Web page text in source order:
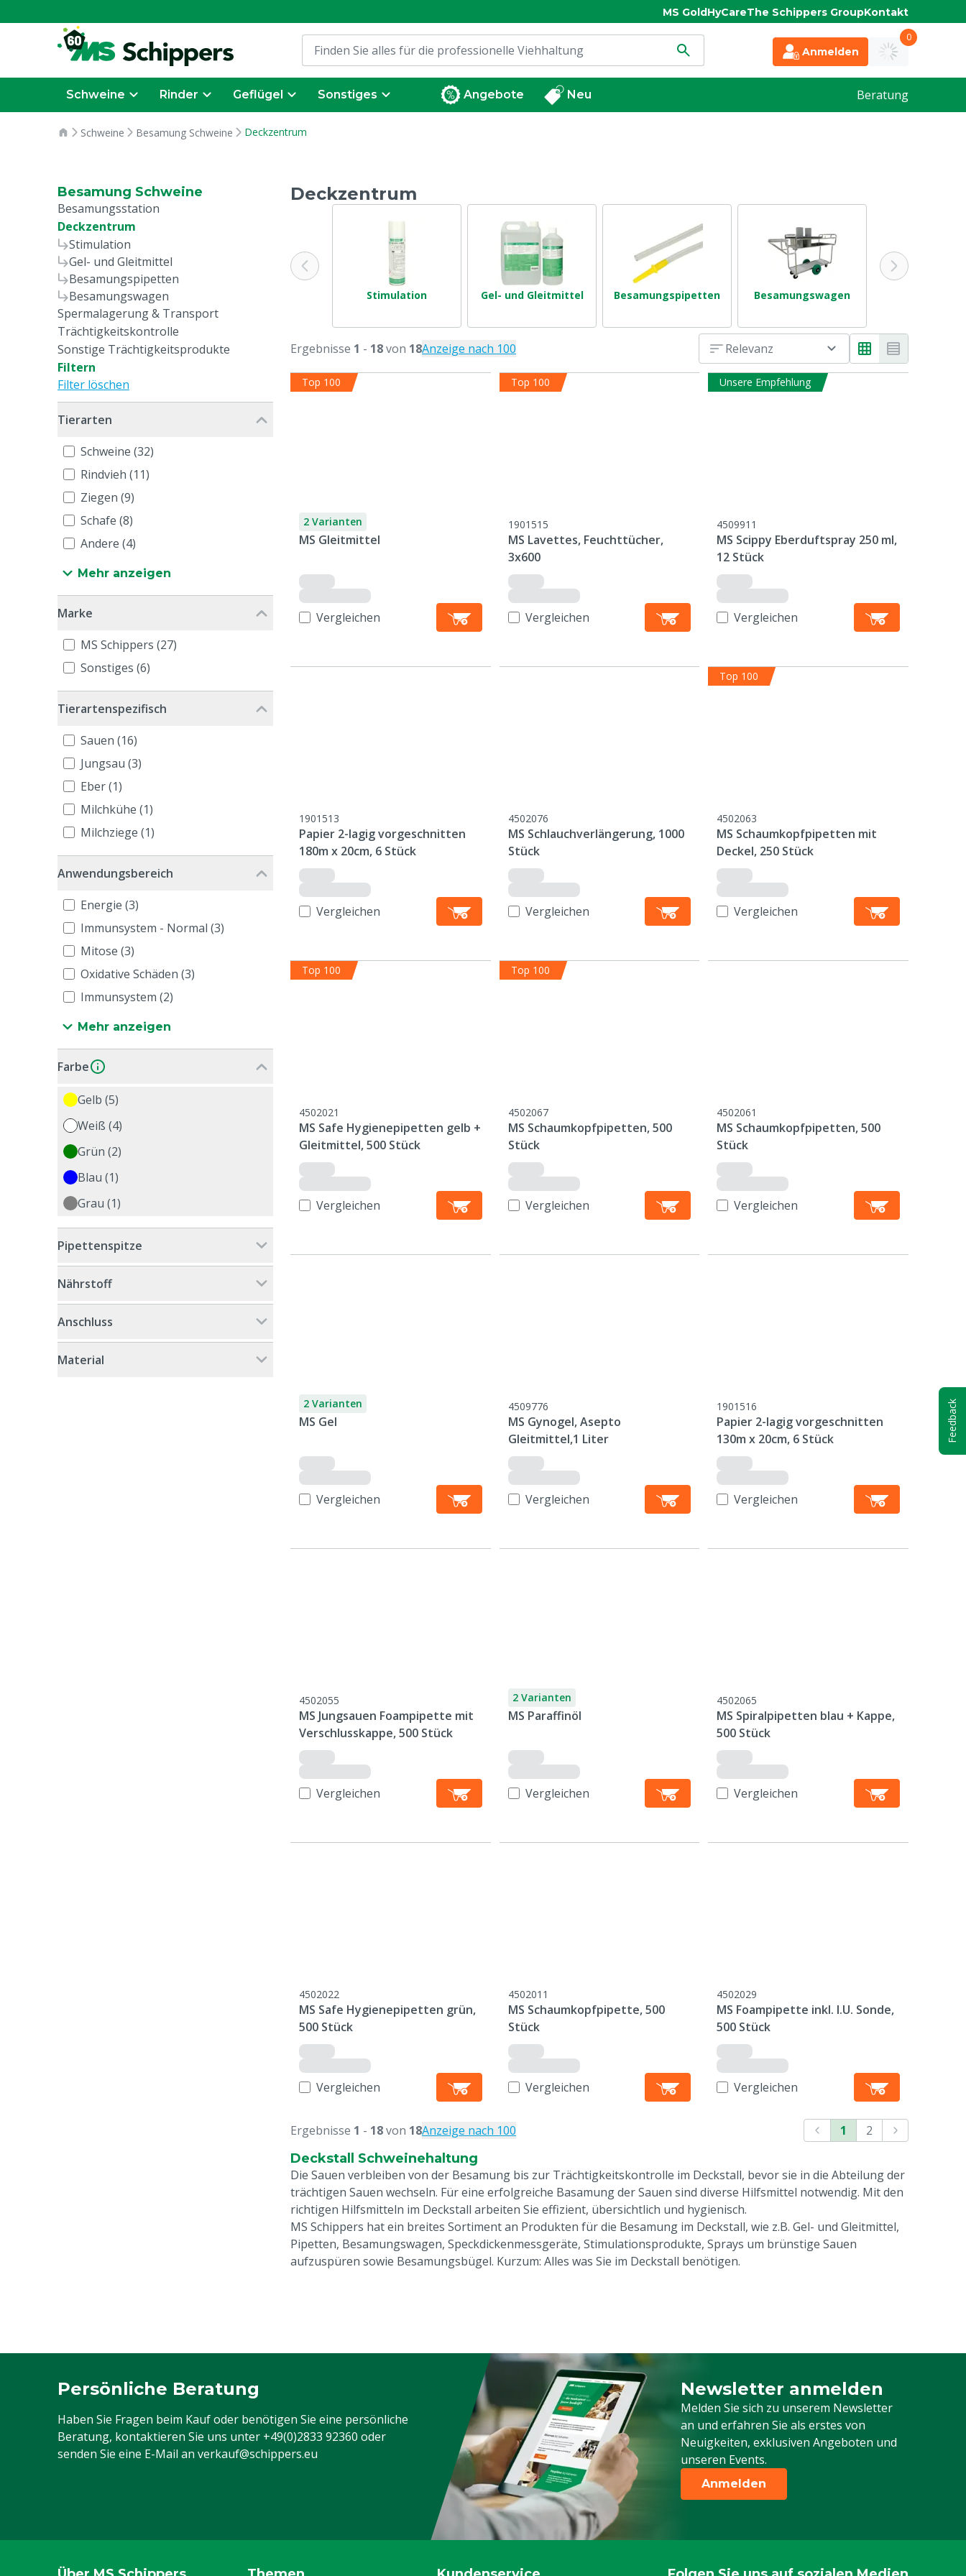
MS GoldHyCareThe Schippers GroupKontakt
Anmelden
0
Schweine Rinder Geflügel Sonstiges Angebote Neu Beratung
Schweine Besamung Schweine Deckzentrum
Besamung Schweine
Besamungsstation
Deckzentrum
Stimulation
Gel- und Gleitmittel
Besamungspipetten
Besamungswagen
Spermalagerung & Transport
Trächtigkeitskontrolle
Sonstige Trächtigkeitsprodukte
Filtern
Filter löschen
Tierarten
Schweine (32)
Rindvieh (11)
Ziegen (9)
Schafe (8)
Andere (4)
Mehr anzeigen
Marke
MS Schippers (27)
Sonstiges (6)
Tierartenspezifisch
Sauen (16)
Jungsau (3)
Eber (1)
Milchkühe (1)
Milchziege (1)
Anwendungsbereich
Energie (3)
Immunsystem - Normal (3)
Mitose (3)
Oxidative Schäden (3)
Immunsystem (2)
Mehr anzeigen
Farbe
Gelb (5)
Weiß (4)
Grün (2)
Blau (1)
Grau (1)
Pipettenspitze
Nährstoff
Anschluss
Material
Deckzentrum
Stimulation Gel- und Gleitmittel Besamungspipetten Besamungswagen
Ergebnisse 1 - 18von 18Anzeige nach 100 Relevanz
Top 100
2 Varianten
MS Gleitmittel
Vergleichen
Top 100
1901515
MS Lavettes, Feuchttücher,
3x600
Vergleichen
Unsere Empfehlung
4509911
MS Scippy Eberduftspray 250 ml,
12 Stück
Vergleichen
1901513
Papier 2-lagig vorgeschnitten
180m x 20cm, 6 Stück
Vergleichen
4502076
MS Schlauchverlängerung, 1000
Stück
Vergleichen
Top 100
4502063
MS Schaumkopfpipetten mit
Deckel, 250 Stück
Vergleichen
Top 100
4502021
MS Safe Hygienepipetten gelb +
Gleitmittel, 500 Stück
Vergleichen
Top 100
4502067
MS Schaumkopfpipetten, 500
Stück
Vergleichen
4502061
MS Schaumkopfpipetten, 500
Stück
Vergleichen
2 Varianten
MS Gel
Vergleichen
4509776
MS Gynogel, Asepto
Gleitmittel,1 Liter
Vergleichen
1901516
Papier 2-lagig vorgeschnitten
130m x 20cm, 6 Stück
Vergleichen
4502055
MS Jungsauen Foampipette mit
Verschlusskappe, 500 Stück
Vergleichen
2 Varianten
MS Paraffinöl
Vergleichen
4502065
MS Spiralpipetten blau + Kappe,
500 Stück
Vergleichen
4502022
MS Safe Hygienepipetten grün,
500 Stück
Vergleichen
4502011
MS Schaumkopfpipette, 500
Stück
Vergleichen
4502029
MS Foampipette inkl. I.U. Sonde,
500 Stück
Vergleichen
Ergebnisse 1 - 18von 18Anzeige nach 100 1
2
Deckstall Schweinehaltung
Die Sauen verbleiben von der Besamung bis zur Trächtigkeitskontrolle im Deckstall, bevor sie in die Abteilung der
trächtigen Sauen wechseln. Für eine erfolgreiche Basamung der Sauen sind diverse Hilfsmittel notwendig. Mit den
richtigen Hilfsmitteln im Deckstall arbeiten Sie effizient, übersichtlich und hygienisch.
MS Schippers hat ein breites Sortiment an Produkten für die Besamung im Deckstall, wie z.B. Gel- und Gleitmittel,
Pipetten, Besamungswagen, Speckdickenmessgeräte, Stimulationsprodukte, Sprays um brünstige Sauen
aufzuspüren sowie Besamungsbügel. Kurzum: Alles was Sie im Deckstall benötigen.
Persönliche Beratung
Haben Sie Fragen beim Kauf oder benötigen Sie eine persönliche
Beratung, kontaktieren Sie uns unter +49(0)2833 92360 oder
senden Sie eine E-Mail an verkauf@schippers.eu
Newsletter anmelden
Melden Sie sich zu unserem Newsletter
an und erfahren Sie als erstes von
Neuigkeiten, exklusiven Angeboten und
unseren Events.
Melden Sie sich für unseren Newsletter
Anmelden
Feedback